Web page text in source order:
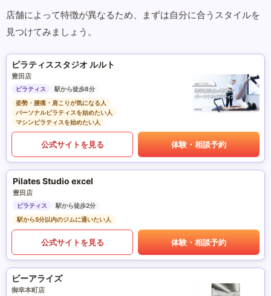
店舗によって特徴が異なるため、まずは自分に合うスタイルを
見つけてみましょう。
ピラティススタジオ ルルト
豊田店
ピラティス
駅から徒歩8分
姿勢・腰痛・肩こりが気になる人
パーソナルピラティスを始めたい人
マシンピラティスを始めたい人
公式サイトを見る 体験・相談予約
Pilates Studio excel
豊田店
ピラティス
駅から徒歩2分
駅から5分以内のジムに通いたい人
公式サイトを見る 体験・相談予約
ビーアライズ
御幸本町店